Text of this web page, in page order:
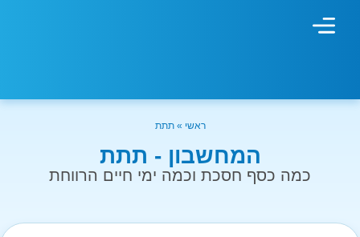
ראשי »תתת
המחשבון - תתת
כמה כסף חסכת וכמה ימי חיים הרווחת